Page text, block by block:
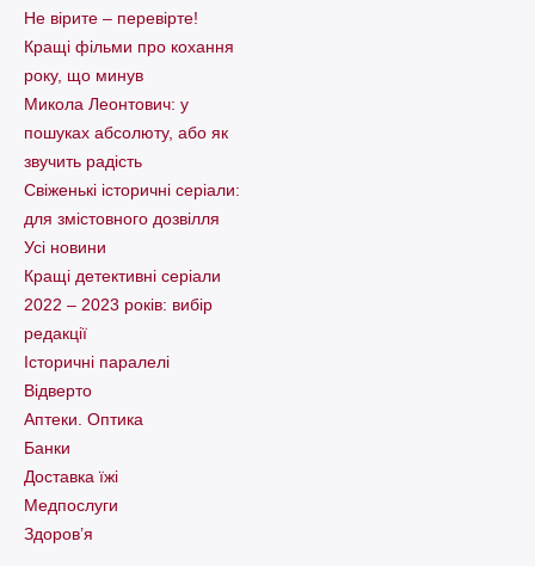
Не вірите – перевірте!
Кращі фільми про кохання
року, що минув
Микола Леонтович: у
пошуках абсолюту, або як
звучить радість
Свіженькі історичні серіали:
для змістовного дозвілля
Усі новини
Кращі детективні серіали
2022 – 2023 років: вибір
редакції
Історичні паралелі
Відверто
Аптеки. Оптика
Банки
Доставка їжі
Медпослуги
Здоров’я